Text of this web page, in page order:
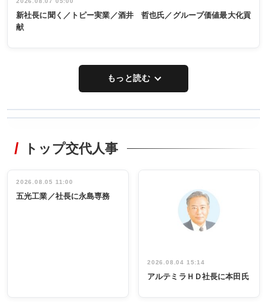
新社長に聞く／トピー実業／酒井 哲也氏／グループ価値最大化貢
献
もっと読む
非鉄業界で
インタビュ
ー／社内ア
タックトレー
祝う 業界関
係者ら220人
出席
トップ交代人事
2026.08.05 11:00
五光工業／社長に永島専務
2026.08.04 15:14
アルテミラＨＤ社長に本田氏